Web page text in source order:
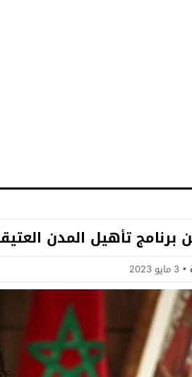
برنامج تأهيل المدن
3 مايو 2023